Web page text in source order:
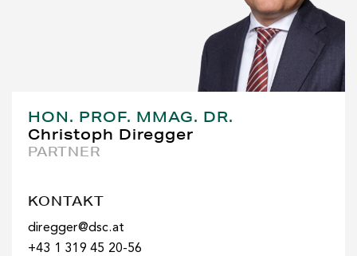
KARRIERE
KONTAKT
HON. PROF. MMAG. DR.
Christoph Diregger
PARTNER
KONTAKT
diregger@dsc.at
+43 1 319 45 20-56